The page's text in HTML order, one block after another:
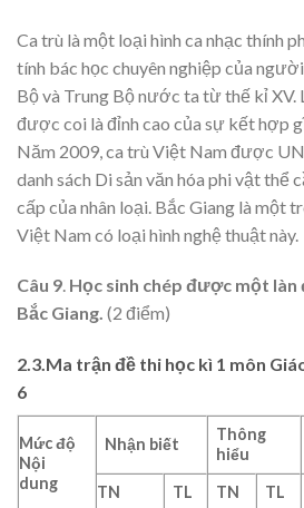
Ca trù là một loại hình ca nhạc thính
tính bác học chuyên nghiệp của
Bộ và Trung Bộ nước ta từ thế kỉ XV.
được coi là đỉnh cao của sự kết hợp
Năm 2009, ca trù Việt Nam được
danh sách Di sản văn hóa phi vật thể
cấp của nhân loại. Bắc Giang là một
Việt Nam có loại hình nghệ thuật này.
Câu 9. Học sinh chép được một làn
Bắc Giang. (2 điểm)
2.3.Ma trận đề thi học kì 1 môn
6
Mức độ
Nội
dung
Nhận biết
Thông
hiểu
TN
TL TN TL